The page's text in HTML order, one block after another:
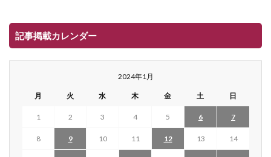
記事掲載カレンダー
2024年1月
月 火 水 木 金 土 日
1 2 3 4 5 6 7
8 9 10 11 12 13 14